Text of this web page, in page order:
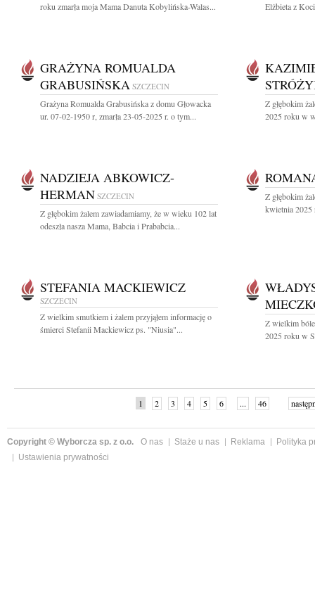
roku zmarła moja Mama Danuta Kobylińska-Walas...
Elżbieta z
GRAŻYNA ROMUALDA
GRABUSIŃSKA SZCZECIN
Grażyna Romualda Grabusińska z domu Głowacka
ur. 07-02-1950 r, zmarła 23-05-2025 r. o tym...
Z głębokim
2025 roku w
NADZIEJA ABKOWICZ-
HERMAN SZCZECIN
Z głębokim żalem zawiadamiamy, że w wieku 102 lat
odeszła nasza Mama, Babcia i Prababcia...
Z głębokim
kwietnia 2025
STEFANIA MACKIEWICZ
SZCZECIN
Z wielkim smutkiem i żalem przyjąłem informację o
śmierci Stefanii Mackiewicz ps. "Niusia"...
Z wielkim
2025 roku w
1 2 3 4 5 6 ... 46
Copyright © Wyborcza sp. z o.o. O nas Staże u nas Reklama
Polityka
Ustawienia prywatności